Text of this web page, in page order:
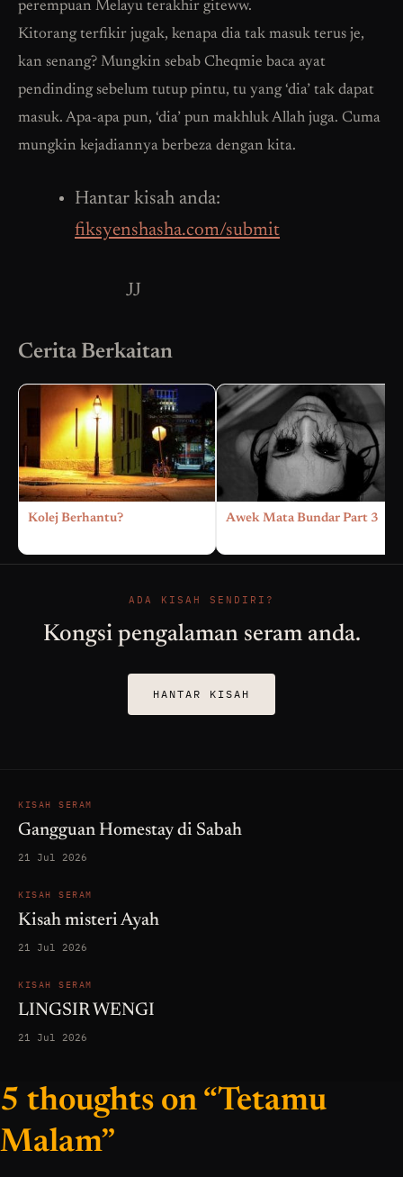
perempuan Melayu terakhir giteww.
Kitorang terfikir jugak, kenapa dia tak masuk terus je,
kan senang? Mungkin sebab Cheqmie baca ayat
pendinding sebelum tutup pintu, tu yang ‘dia’ tak dapat
masuk. Apa-apa pun, ‘dia’ pun makhluk Allah juga. Cuma
mungkin kejadiannya berbeza dengan kita.
Hantar kisah anda:
fiksyenshasha.com/submit
JJ
Cerita Berkaitan
Kolej Berhantu? Awek Mata Bundar Part 3
ADA KISAH SENDIRI?
Kongsi pengalaman seram anda.
HANTAR KISAH
KISAH SERAM
Gangguan Homestay di Sabah
21 Jul 2026
KISAH SERAM
Kisah misteri Ayah
21 Jul 2026
KISAH SERAM
LINGSIR WENGI
21 Jul 2026
5 thoughts on “Tetamu
Malam”